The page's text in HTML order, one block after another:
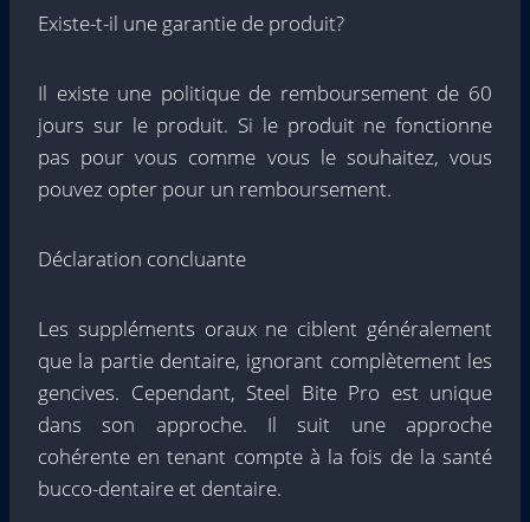
Existe-t-il une garantie de produit?
Il existe une politique de remboursement de 60
jours sur le produit. Si le produit ne fonctionne
pas pour vous comme vous le souhaitez, vous
pouvez opter pour un remboursement.
Déclaration concluante
Les suppléments oraux ne ciblent généralement
que la partie dentaire, ignorant complètement les
gencives. Cependant, Steel Bite Pro est unique
dans son approche. Il suit une approche
cohérente en tenant compte à la fois de la santé
bucco-dentaire et dentaire.